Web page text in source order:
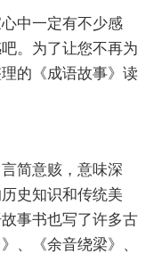
中一定有不少感
。为了让您不再为
的《成语故事》读
简意赅，意味深
史知识和传统美
事书也写了许多古
、《余音绕梁》、